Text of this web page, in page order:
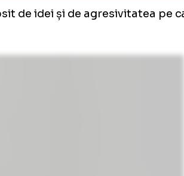
de idei și de agresivitatea pe